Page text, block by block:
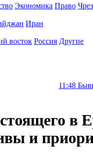
Экономика Право
Иран
восток Россия Другие
Бывшие
в
и